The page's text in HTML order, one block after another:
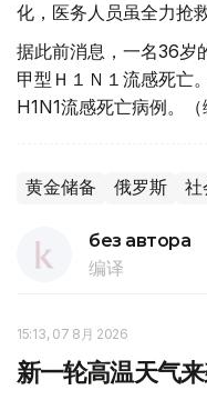
化，医务人员虽全力抢
据此前消息，一名36岁
甲型Ｈ１Ｎ１流感死亡
H1N1流感死亡病例。（
黄金储备 俄罗斯 社
без автора
编译
15:13, 07 8月 2026
新一轮高温天气